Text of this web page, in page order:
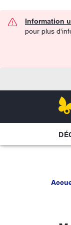
Information
pour plus